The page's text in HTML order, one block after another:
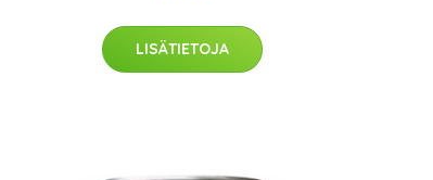
LISÄTIETOJA